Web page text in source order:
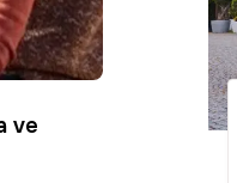
ve